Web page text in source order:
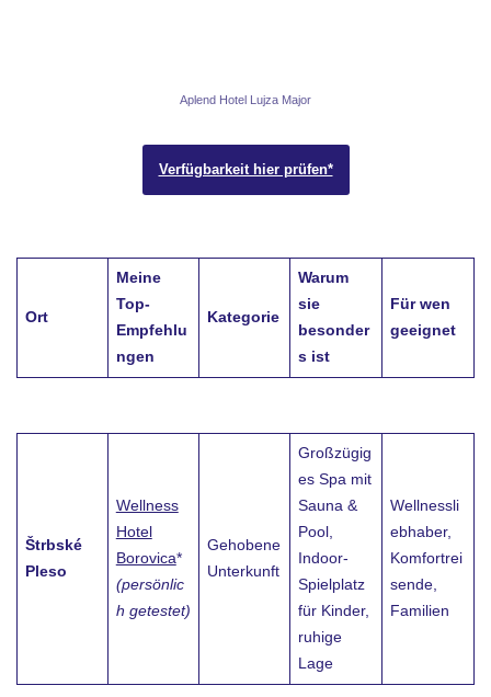
Aplend Hotel Lujza Major
Verfügbarkeit hier prüfen*
Ort
Meine
Top-
Empfehlu
ngen
Kategorie
Warum
sie
besonder
s ist
Für wen
geeignet
Štrbské
Pleso
Wellness
Hotel
Borovica*
(persönlic
h getestet)
Gehobene
Unterkunft
Großzügig
es Spa mit
Sauna &
Pool,
Indoor-
Spielplatz
für Kinder,
ruhige
Lage
Wellnessli
ebhaber,
Komfortrei
sende,
Familien